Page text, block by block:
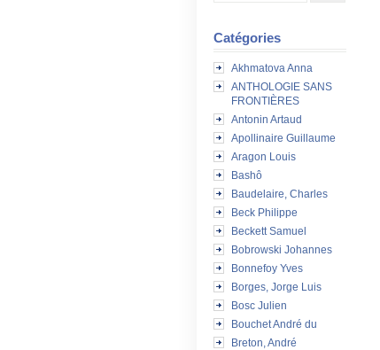
Catégories
Akhmatova Anna
ANTHOLOGIE SANS
FRONTIÈRES
Antonin Artaud
Apollinaire Guillaume
Aragon Louis
Bashô
Baudelaire, Charles
Beck Philippe
Beckett Samuel
Bobrowski Johannes
Bonnefoy Yves
Borges, Jorge Luis
Bosc Julien
Bouchet André du
Breton, André